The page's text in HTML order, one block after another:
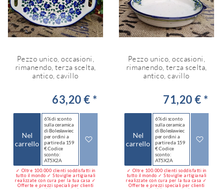
Pezzo unico, occasioni,
rimanendo, terza scelta,
antico, cavillo
63,20 € *
Nel
carrello
6% di sconto
sulla ceramica
di Bolesławiec
per ordini a
partire da 159
€ Codice
sconto:
AT5X2A
✓ Oltre 100.000 clienti soddisfatti in
tutto il mondo ✓ Stoviglie artigianali
realizzate con cura per la tua casa ✓
Offerte e prezzi speciali per clienti
Pezzo unico, occasioni,
rimanendo, terza scelta,
antico, cavillo
71,20 € *
Nel
carrello
6% di sconto
sulla ceramica
di Bolesławiec
per ordini a
partire da 159
€ Codice
sconto:
AT5X2A
✓ Oltre 100.000 clienti soddisfatti in
tutto il mondo ✓ Stoviglie artigianali
realizzate con cura per la tua casa ✓
Offerte e prezzi speciali per clienti